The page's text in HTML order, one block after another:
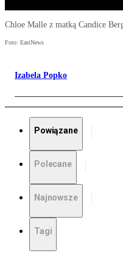
Chloe Malle z matką Candice
Foto: EastNews
Izabela Popko
Powiązane
Polecane
Najnowsze
Tagi